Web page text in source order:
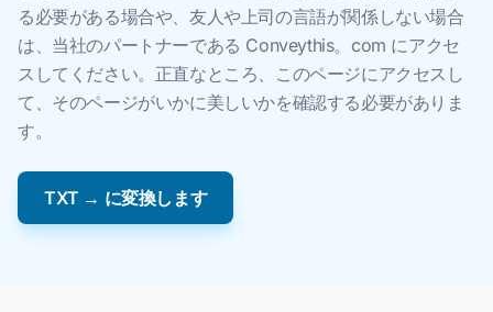
る必要がある場合や、友人や上司の言語が関係しない場合
は、当社のパートナーである Conveythis。com にアクセ
スしてください。正直なところ、このページにアクセスし
て、そのページがいかに美しいかを確認する必要がありま
す。
TXT → に変換します